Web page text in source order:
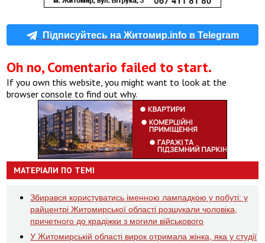
Підписуйтесь на Житомир.info в Telegram
Oh no, Comentario failed to start.
If you own this website, you might want to look at the
browser console to find out why.
МАТЕРІАЛИ ПО ТЕМІ
Збирався користуватись іменною лампадкою у побуті: у
райцентрі Житомирської області розшукали чоловіка,
причетного до крадіжки з могили військового
У Житомирській області вирок отримала жінка, яка у студії